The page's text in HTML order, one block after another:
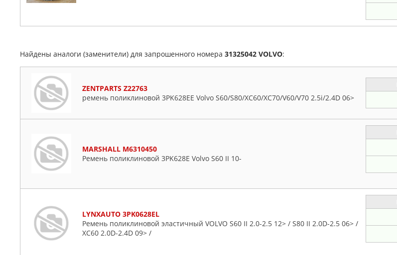
Найдены аналоги (заменители) для запрошенного номера 31325042 VOLVO:
ZENTPARTS Z22763
ремень поликлиновой 3PK628EE Volvo S60/S80/XC60/XC70/V60/V70 2.5i/2.4D 06>
MARSHALL M6310450
Ремень поликлиновой 3PK628E Volvo S60 II 10-
LYNXAUTO 3PK0628EL
Ремень поликлиновой эластичный VOLVO S60 II 2.0-2.5 12> / S80 II 2.0D-2.5 06> /
XC60 2.0D-2.4D 09> /